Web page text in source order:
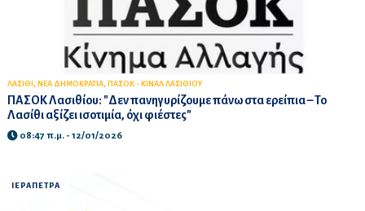
ΛΑΣΙΘΙ , ΝΕΑ ΔΗΜΟΚΡΑΤΙΑ, ΠΑΣΟΚ - ΚΙΝΑΛ ΛΑΣΙΘΙΟΥ
ΠΑΣΟΚ Λασιθίου: "Δεν πανηγυρίζουμε πάνω στα ερείπια – Το
Λασίθι αξίζει ισοτιμία, όχι φιέστες"
08:47 π.μ. - 12/01/2026
ΙΕΡΑΠΕΤΡΑ